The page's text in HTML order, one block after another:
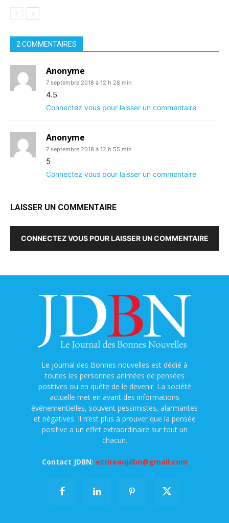
2 COMMENTAIRES
Anonyme
7 septembre 2018 à 12 h 28 min
4.5
Connectez vous pour laisser un commentaire
Anonyme
7 septembre 2018 à 12 h 55 min
5
Connectez vous pour laisser un commentaire
LAISSER UN COMMENTAIRE
CONNECTEZ VOUS POUR LAISSER UN COMMENTAIRE
Le journal des Bonnes nouvelles est dédié à
toutes les personnes animées de pensées
positives ou en quête de le devenir. La société
actuelle met en avant des informations
événementielles, souvent pessimistes, alarmantes
et négatives. Il n’est plus à prouver que la pensée
positive a un effet extraordinaire sur tout un
chacun.
Contact JDBN: ecrireaujdbn@gmail.com